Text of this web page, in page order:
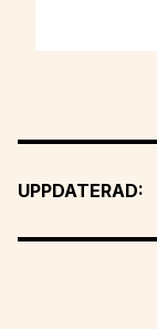
UPPDATERAD: